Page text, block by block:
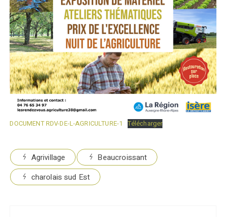
DOCUMENT RDV-DE-L-AGRICULTURE-1 Télécharger
Agrivillage
Beaucroissant
charolais sud Est